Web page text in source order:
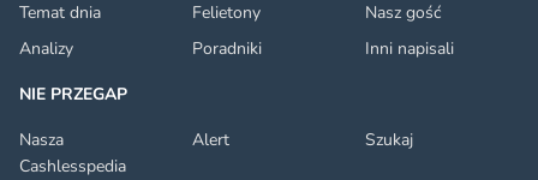
Temat dnia
Felietony
Nasz gość
Analizy
Poradniki
Inni napisali
NIE PRZEGAP
Nasza
Cashlesspedia
Alert Szukaj